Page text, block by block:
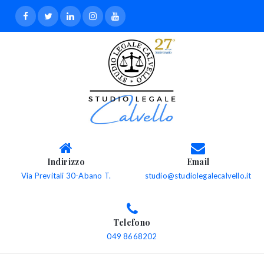
Indirizzo
Via Previtali 30-Abano T.
Email
studio@studiolegalecalvello.it
Telefono
049 8668202